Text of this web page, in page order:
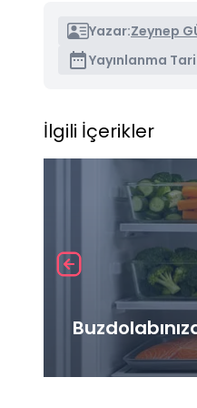
Yazar:Zeynep
Yayınlanma
İlgili İçerikler